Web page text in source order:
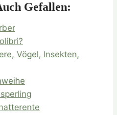
Gefallen:
Vögel, Insekten,